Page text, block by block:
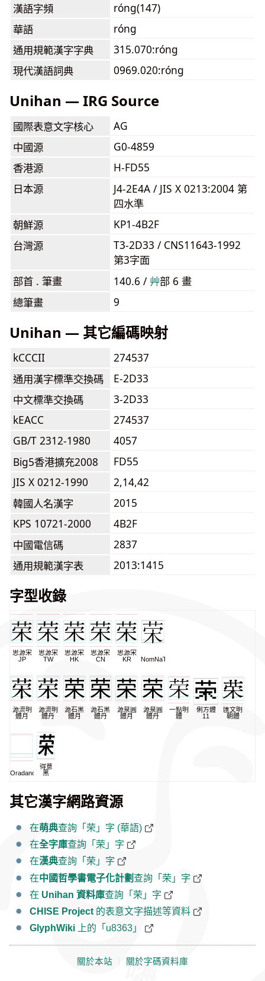
漢語字頻
róng(147)
華語
róng
通用規範漢字字典
315.070:róng
現代漢語詞典
0969.020:róng
Unihan — IRG Source
國際表意文字核心
AG
中國源
G0-4859
香港源
H-FD55
日本源
J4-2E4A / JIS X 0213:2004 第
四水準
朝鮮源
KP1-4B2F
台灣源
T3-2D33 / CNS11643-1992
第3字面
部首 . 筆畫
140.6 / ⾋部 6 畫
總筆畫
9
Unihan — 其它編碼映射
kCCCII
274537
通用漢字標準交換碼
E-2D33
中文標準交換碼
3-2D33
kEACC
274537
GB/T 2312-1980
4057
Big5香港擴充2008
FD55
JIS X 0212-1990
2,14,42
韓國人名漢字
2015
KPS 10721-2000
4B2F
中國電信碼
2837
通用規範漢字表
2013:1415
字型收錄
思源宋
JP
思源宋
TW
思源宋
HK
思源宋
CN
思源宋
KR
NomNaTong
源流明
體月
源流明
體丹
源石黑
體月
源石黑
體丹
源泉圓
體月
源泉圓
體丹
一點明
體
俐方體
11
匯文明
朝體
Oradano
得意
黑
其它漢字網路資源
在萌典查詢「荣」字 (華語)
在全字庫查詢「荣」字
在漢典查詢「荣」字
在中國哲學書電子化計劃查詢「荣」字
在 Unihan 資料庫查詢「荣」字
CHISE Project 的表意文字描述等資料
GlyphWiki 上的「u8363」
關於本站 關於字碼資料庫